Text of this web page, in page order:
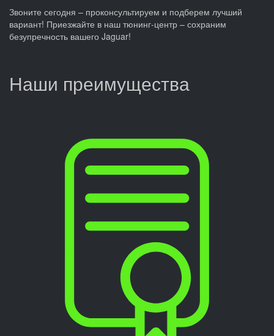
Звоните сегодня – проконсультируем и подберем лучший
вариант! Приезжайте в наш тюнинг-центр – сохраним
безупречность вашего Jaguar!
Наши преимущества